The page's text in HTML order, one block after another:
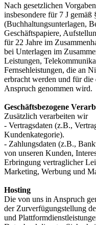
Nach gesetzlichen
insbesondere für 7 J
(Buchhaltungsunterlagen,
Geschäftspapiere,
für 22 Jahre im
bei Unterlagen im
Leistungen,
Fernsehleistungen, die an
erbracht werden und für
Anspruch genommen wird.
Geschäftsbezogene
Zusätzlich verarbeiten wir
- Vertragsdaten (z.B.,
Kundenkategorie).
- Zahlungsdaten (z.B.,
von unseren Kunden,
Erbringung vertraglicher
Marketing, Werbung und
Hosting
Die von uns in Anspruch
der Zurverfügungstellung
und